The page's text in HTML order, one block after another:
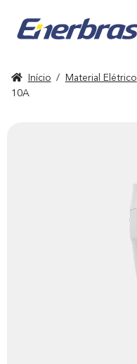
Início / Material Elétrico
10A